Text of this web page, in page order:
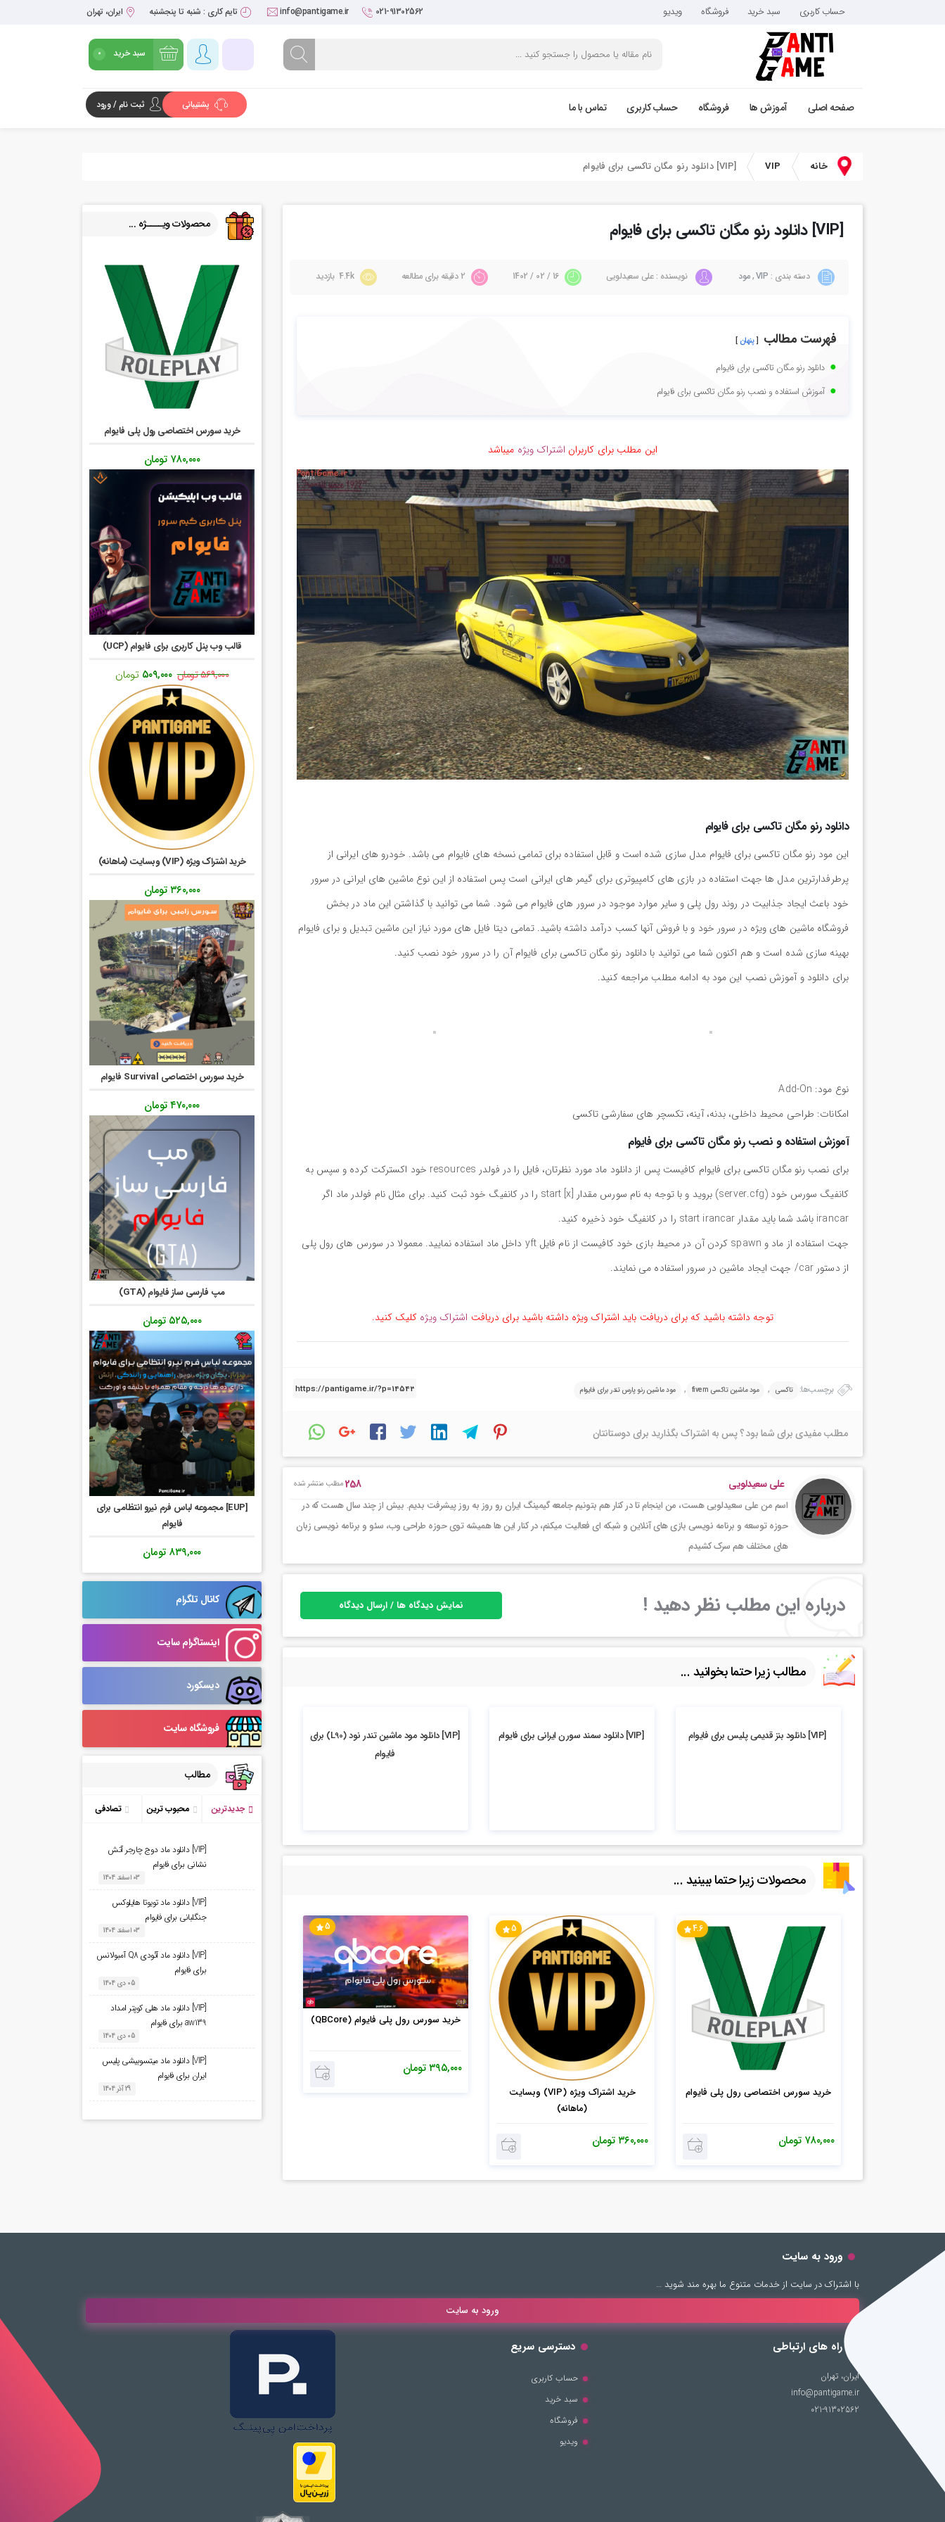
حساب کاربری سبد خرید فروشگاه ویدیو 021-91302562
info@pantigame.ir تایم کاری : شنبه تا پنجشنبه ایران، تهران
سبد خرید 0
صفحه اصلی آموزش ها فروشگاه حساب کاربری تماس با ما پشتیبانی ثبت نام / ورود
خانه VIP [VIP] دانلود رنو مگان تاکسی برای فایوام
[VIP] دانلود رنو مگان تاکسی برای فایوام
دسته بندی : VIP
,مود نویسنده : علی سعیدلویی 16 / 02 / 1402 4.4k بازدید
فهرست مطالب پنهان
دانلود رنو مگان تاکسی برای فایوام
آموزش استفاده و نصب رنو مگان تاکسی برای فایوام
این مطلب برای کاربران اشتراک ویژه میباشد
دانلود رنو مگان تاکسی برای فایوام
این مود رنو مگان تاکسی برای فایوام مدل سازی شده است و قابل استفاده برای تمامی نسخه های فایوام می باشد. خودرو های ایرانی از
پرطرفدارترین مدل ها جهت استفاده در بازی های کامپیوتری برای گیمر های ایرانی است پس استفاده از این نوع ماشین های ایرانی در سرور
خود باعث ایجاد جذابیت در روند رول پلی و سایر موارد موجود در سرور های فایوام می شود. شما می توانید با گذاشتن این ماد در بخش
فروشگاه ماشین های ویژه در سرور خود و با فروش آنها کسب درآمد داشته باشید. تمامی دیتا فایل های مورد نیاز این ماشین تبدیل و برای فایوام
بهینه سازی شده است و هم اکنون شما می توانید با دانلود رنو مگان تاکسی برای فایوام آن را در سرور خود نصب کنید.
برای دانلود و آموزش نصب این مود به ادامه مطلب مراجعه کنید.
نوع مود: Add-On
امکانات: طراحی محیط داخلی، بدنه، آینه، تکسچر های سفارشی تاکسی
آموزش استفاده و نصب رنو مگان تاکسی برای فایوام
برای نصب رنو مگان تاکسی برای فایوام کافیست پس از دانلود ماد مورد نظرتان، فایل را در فولدر resources خود اکسترکت کرده و سپس به
کانفیگ سورس خود (server.cfg) بروید و با توجه به نام سورس مقدار start [x] را در کانفیگ خود ثبت کنید. برای مثال نام فولدر ماد اگر
irancar باشد شما باید مقدار start irancar را در کانفیگ خود ذخیره کنید.
جهت استفاده از ماد و spawn کردن آن در محیط بازی خود کافیست از نام فایل yft داخل ماد استفاده نمایید. معمولا در سورس های رول پلی
از دستور car/ جهت ایجاد ماشین در سرور استفاده می نمایند.
توجه داشته باشید که برای دریافت باید اشتراک ویژه داشته باشید برای دریافت اشتراک ویژه کلیک کنید.
برچسب‌ها: تاکسی , مود ماشین تاکسی fivem , مود ماشین رنو پارس تندر برای فایوام
مطلب مفیدی برای شما بود ؟ پس به اشتراک بگذارید برای دوستانتان
علی سعیدلویی 258مطلب منتشر شده
اسم من علی سعیدلویی هست، من اینجام تا در کنار هم بتونیم جامعه گیمینگ ایران رو روز به روز پیشرفت بدیم. بیش از چند سال هست که در
حوزه توسعه و برنامه نویسی بازی های آنلاین و شبکه ای فعالیت میکنم، در کنار این ها همیشه توی حوزه طراحی وب، سئو و برنامه نویسی زبان
های مختلف هم سرک کشیدم
درباره این مطلب نظر دهید ! نمایش دیدگاه ها / ارسال دیدگاه
مطالب زیرا حتما بخوانید ...
4.19k بازدید[VIP] دانلود بنز قدیمی پلیس برای فایوام 4.89k بازدید [VIP] دانلود سمند سورن ایرانی برای فایوام 5.62k بازدید
[VIP] دانلود مود ماشین تندر نود (L90) برای
فایوام
محصولات زیرا حتما ببینید ...
4.6
خرید سورس اختصاصی رول پلی فایوام
۷۸۰,۰۰۰ تومان
5
خرید اشتراک ویژه (VIP) وبسایت
(ماهانه)
۳۶۰,۰۰۰ تومان
5
خرید سورس رول پلی فایوام (QBCore)
۳۹۵,۰۰۰ تومان
محصولات ویــــژه ...
خرید سورس اختصاصی رول پلی فایوام
۷۸۰,۰۰۰ تومان
قالب وب پنل کاربری برای فایوام (UCP)
۵۶۹,۰۰۰تومان قیمت
اصلی:
۵۶۹,۰۰۰ تومان
بود.
۵۰۹,۰۰۰ تومان
خرید اشتراک ویژه (VIP) وبسایت (ماهانه)
۳۶۰,۰۰۰تومان
خرید سورس اختصاصی Survival فایوام
۴۷۰,۰۰۰تومان
مپ فارسی ساز فایوام (GTA)
۵۲۵,۰۰۰ تومان
[EUP] مجموعه لباس فرم نیرو انتظامی برای
فایوام
۸۳۹,۰۰۰ تومان
کانال تلگرام
اینستاگرام سایت
دیسکورد
فروشگاه سایت
مطالب
جدیدترین محبوب ترین تصادفی
[VIP] دانلود ماد دوج چارجر آتش
نشانی برای فایوام
03 اسفند 1404
[VIP] دانلود ماد تویوتا هایلوکس
جنگلبانی برای فایوام
03 اسفند 1404
[VIP] دانلود ماد آئودی Q8 آمبولانس
برای فایوام
05 دی 1404
[VIP] دانلود ماد هلی کوپتر امداد
aw139 برای فایوام
05 دی 1404
[VIP] دانلود ماد میتسوبیشی پلیس
ایران برای فایوام
29 آذر 1404
ورود به سایت
با اشتراک در سایت از خدمات متنوع ما بهره مند شوید …
ورود به سایت
راه های ارتباطی
ایران، تهران
info@pantigame.ir
021-91302562
دسترسی سریع
حساب کاربری
سبد خرید
فروشگاه
ویدیو